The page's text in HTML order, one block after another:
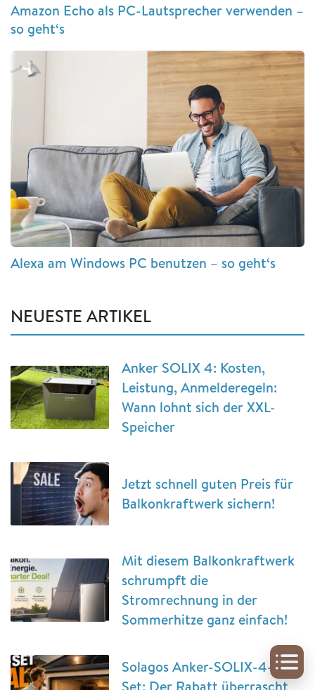
Amazon Echo als PC-Lautsprecher verwenden –
so geht‘s
Alexa am Windows PC benutzen – so geht‘s
NEUESTE ARTIKEL
Anker SOLIX 4: Kosten,
Leistung, Anmelderegeln:
Wann lohnt sich der XXL-
Speicher
Jetzt schnell guten Preis für
Balkonkraftwerk sichern!
Mit diesem Balkonkraftwerk
schrumpft die
Stromrechnung in der
Sommerhitze ganz einfach!
Solagos Anker-SOLIX-4-Pro-
Set: Der Rabatt überrascht